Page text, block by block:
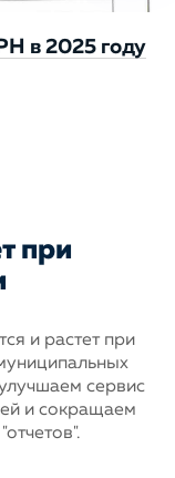
в 2025 году
при
и растет при
сервис
и сокращаем